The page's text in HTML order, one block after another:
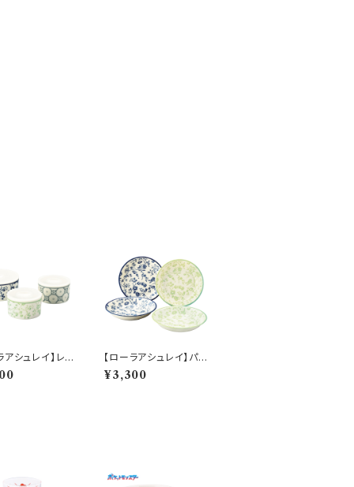
アシュレイ】レン
ト【LA110】L
【ローラアシュレイ】パス
タプレートセット【LA11
0】LA110-184
¥3,300